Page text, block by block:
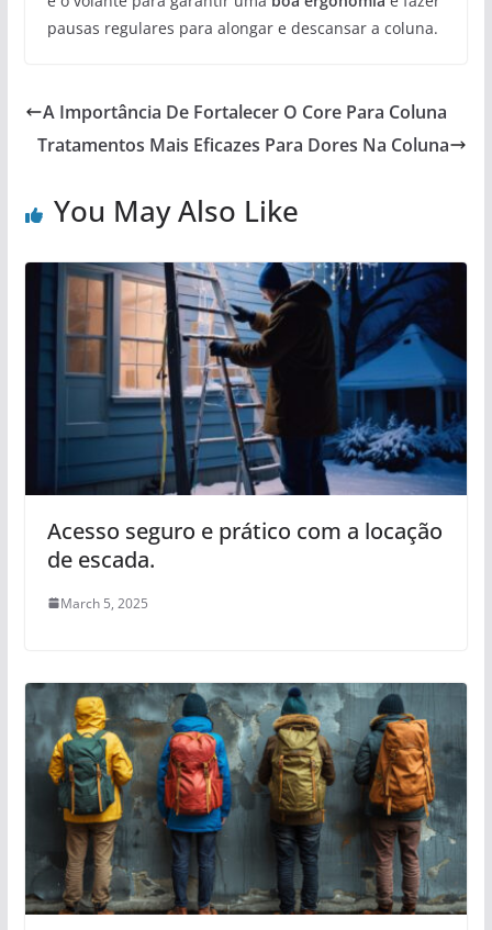
pausas regulares para alongar e descansar a coluna.
A Importância De Fortalecer O Core Para Coluna
Tratamentos Mais Eficazes Para Dores Na Coluna
You May Also Like
Acesso seguro e prático com a locação
de escada.
March 5, 2025